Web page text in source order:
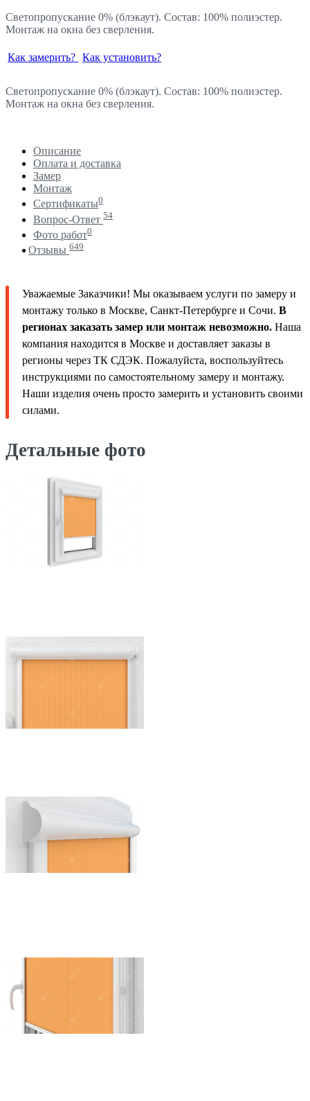
Светопропускание 0% (блэкаут). Состав: 100% полиэстер.
Монтаж на окна без сверления.
Как замерить? Как установить?
Светопропускание 0% (блэкаут). Состав: 100% полиэстер.
Монтаж на окна без сверления.
Описание
Оплата и доставка
Замер
Монтаж
Сертификаты0
Вопрос-Ответ 54
Фото работ0
Отзывы 649
Уважаемые Заказчики! Мы оказываем услуги по замеру и
монтажу только в Москве, Санкт-Петербурге и Сочи. В
регионах заказать замер или монтаж невозможно. Наша
компания находится в Москве и доставляет заказы в
регионы через ТК СДЭК. Пожалуйста, воспользуйтесь
инструкциями по самостоятельному замеру и монтажу.
Наши изделия очень просто замерить и установить своими
силами.
Детальные фото